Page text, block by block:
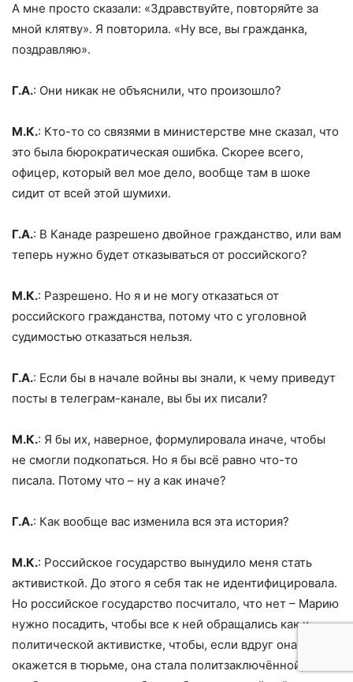
А мне просто сказали: «Здравствуйте, повторяйте за
мной клятву». Я повторила. «Ну все, вы гражданка,
поздравляю».
Г.А.: Они никак не объяснили, что произошло?
М.К.: Кто-то со связями в министерстве мне сказал, что
это была бюрократическая ошибка. Скорее всего,
офицер, который вел мое дело, вообще там в шоке
сидит от всей этой шумихи.
Г.А.: В Канаде разрешено двойное гражданство, или вам
теперь нужно будет отказываться от российского?
М.К.: Разрешено. Но я и не могу отказаться от
российского гражданства, потому что с уголовной
судимостью отказаться нельзя.
Г.А.: Если бы в начале войны вы знали, к чему приведут
посты в телеграм-канале, вы бы их писали?
М.К.: Я бы их, наверное, формулировала иначе, чтобы
не смогли подкопаться. Но я бы всё равно что-то
писала. Потому что – ну а как иначе?
Г.А.: Как вообще вас изменила вся эта история?
М.К.: Российское государство вынудило меня стать
активисткой. До этого я себя так не идентифицировала.
Но российское государство посчитало, что нет – Марию
нужно посадить, чтобы все к ней обращались как к
политической активистке, чтобы, если вдруг она
окажется в тюрьме, она стала политзаключённой,